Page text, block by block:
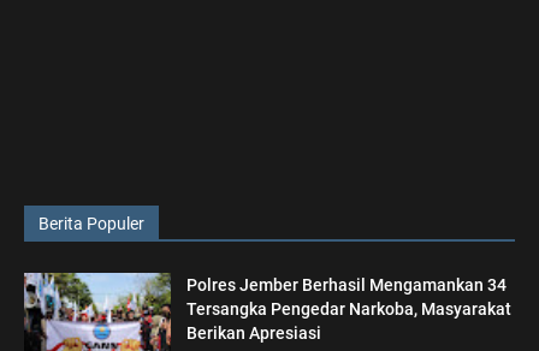
Berita Populer
Polres Jember Berhasil Mengamankan 34
Tersangka Pengedar Narkoba, Masyarakat
Berikan Apresiasi